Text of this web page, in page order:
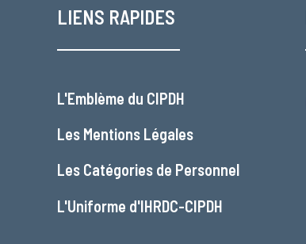
LIENS RAPIDES
L'Emblème du CIPDH
Les Mentions Légales
Les Catégories de Personnel
L'Uniforme d'IHRDC-CIPDH